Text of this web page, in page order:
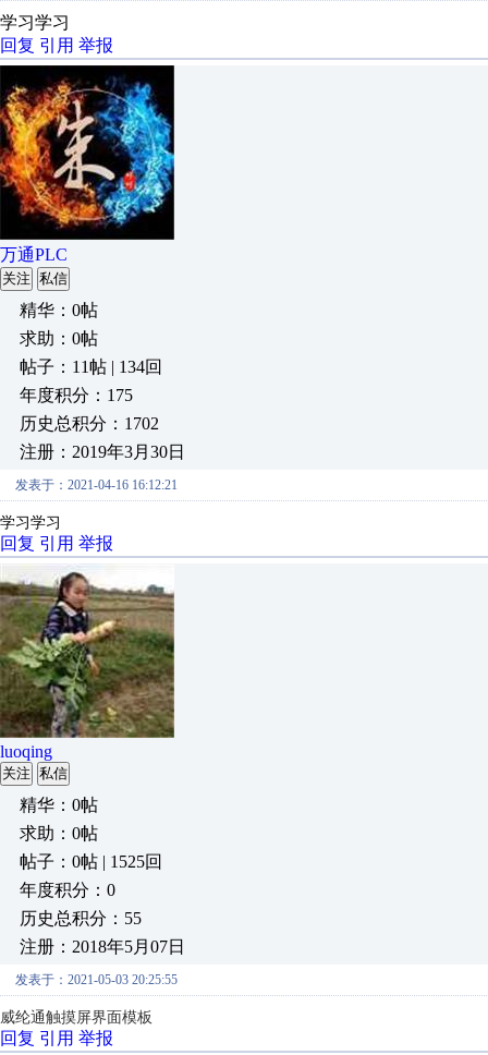
学习学习
回复 引用 举报
万通PLC
关注 私信
精华：0帖
求助：0帖
帖子：11帖 | 134回
年度积分：175
历史总积分：1702
注册：2019年3月30日
发表于：2021-04-16 16:12:21
学习学习
回复 引用 举报
luoqing
关注 私信
精华：0帖
求助：0帖
帖子：0帖 | 1525回
年度积分：0
历史总积分：55
注册：2018年5月07日
发表于：2021-05-03 20:25:55
威纶通触摸屏界面模板
回复 引用 举报